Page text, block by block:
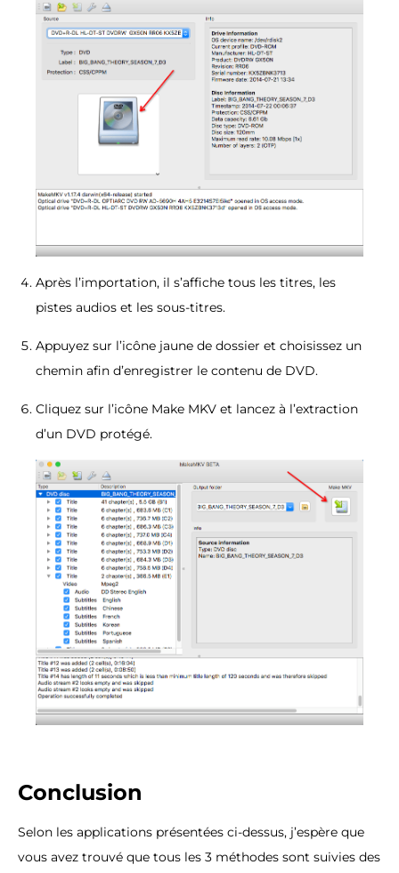
Après l’importation, il s’affiche tous les titres, les
pistes audios et les sous-titres.
Appuyez sur l’icône jaune de dossier et choisissez un
chemin afin d’enregistrer le contenu de DVD.
Cliquez sur l’icône Make MKV et lancez à l’extraction
d’un DVD protégé.
Conclusion
Selon les applications présentées ci-dessus, j’espère que
vous avez trouvé que tous les 3 méthodes sont suivies des